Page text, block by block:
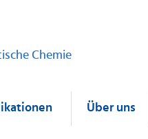
Chemie
Über uns